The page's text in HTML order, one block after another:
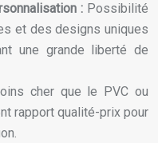
: Possibilité
et des designs uniques
une grande liberté de
cher que le PVC ou
rapport qualité-prix pour